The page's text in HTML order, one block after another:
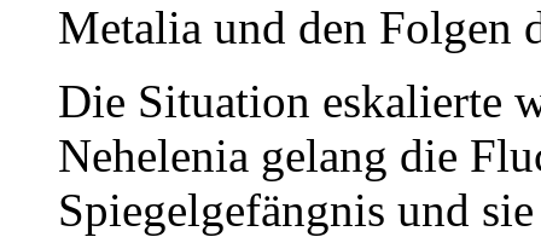
Metalia und den Folgen
Die Situation eskalierte
Nehelenia gelang die
Spiegelgefängnis und